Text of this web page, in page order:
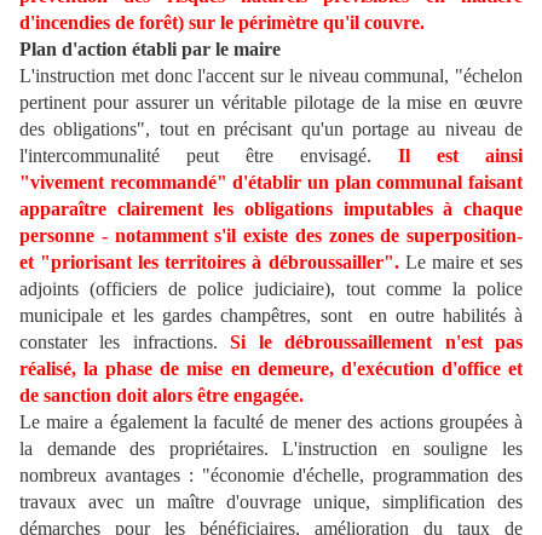
d'incendies de forêt) sur le périmètre qu'il couvre.
Plan d'action établi par le maire
L'instruction met donc l'accent sur le niveau communal, "échelon
pertinent pour assurer un véritable pilotage de la mise en œuvre
des obligations", tout en précisant qu'un portage au niveau de
l'intercommunalité peut être envisagé. Il est ainsi
"vivement recommandé" d'établir un plan communal faisant
apparaître clairement les obligations imputables à chaque
personne - notamment s'il existe des zones de superposition-
et "priorisant les territoires à débroussailler".Le maire et ses
adjoints (officiers de police judiciaire), tout comme la police
municipale et les gardes champêtres, sont en outre habilités à
constater les infractions.Si le débroussaillement n'est pas
réalisé, la phase de mise en demeure, d'exécution d'office et
de sanction doit alors être engagée.
Le maire a également la faculté de mener des actions groupées à
la demande des propriétaires. L'instruction en souligne les
nombreux avantages : "économie d'échelle, programmation des
travaux avec un maître d'ouvrage unique, simplification des
démarches pour les bénéficiaires, amélioration du taux de